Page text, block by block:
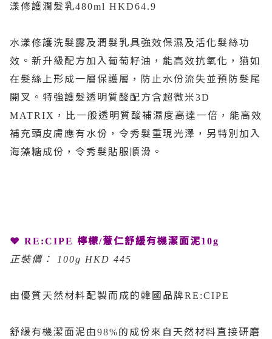
漾修護潤髮乳480ml HKD64.9
水漾修護洗髮露及潤髮乳具強效保濕及活化髮絲功
效。新升級配方加入葡萄籽油，能高效抗氧化，猶如
在髮絲上形成一層保護層，防止水份流失並預防髮尾
開叉。特強護髮透明質酸配方含超微米3D
MATRIX ，比一般透明質酸補濕度高達一倍，能高效
補充頭皮膚應有水份，令秀髮重現光澤，另特別加入
海藻糖成份，令秀髮貼服順滑。
❤ RE:CIPE 檸檬/薏仁舒緩有機潔面泥10g
正裝價： 100g HKD 445
由優質天然材料配製而成的韓國品牌RE:CIPE
舒緩有機潔面泥由98%的成份來自天然材料直接研磨